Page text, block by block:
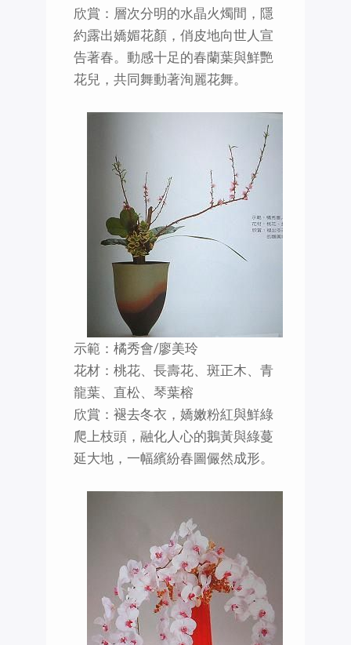
欣賞：層次分明的水晶火燭間，隱
約露出嬌媚花顏，俏皮地向世人宣
告著春。動感十足的春蘭葉與鮮艷
花兒，共同舞動著洵麗花舞。
示範：橘秀會/廖美玲
花材：桃花、長壽花、斑正木、青
龍葉、直松、琴葉榕
欣賞：褪去冬衣，嬌嫩粉紅與鮮綠
爬上枝頭，融化人心的鵝黃與綠蔓
延大地，一幅繽紛春圖儼然成形。